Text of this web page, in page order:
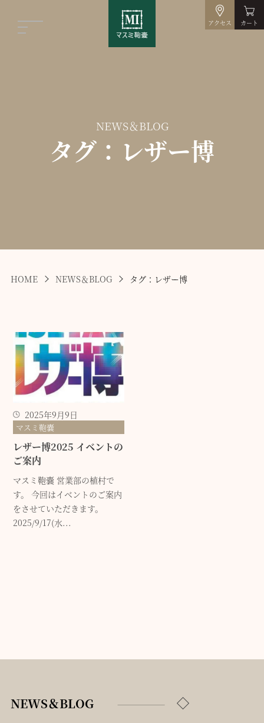
アクセス カート
NEWS＆BLOG
タグ：レザー博
HOME NEWS＆BLOG タグ：レザー博
2025年9月9日
マスミ鞄嚢
レザー博2025 イベントの
ご案内
マスミ鞄嚢 営業部の植村で
す。 今回はイベントのご案内
をさせていただきます。
2025/9/17(水...
NEWS＆BLOG